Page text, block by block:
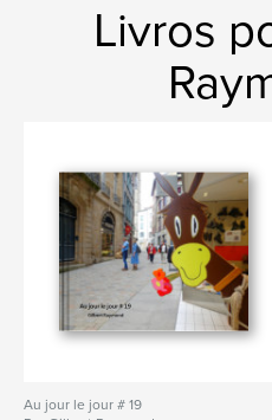
Livros
Au jour le jour # 19